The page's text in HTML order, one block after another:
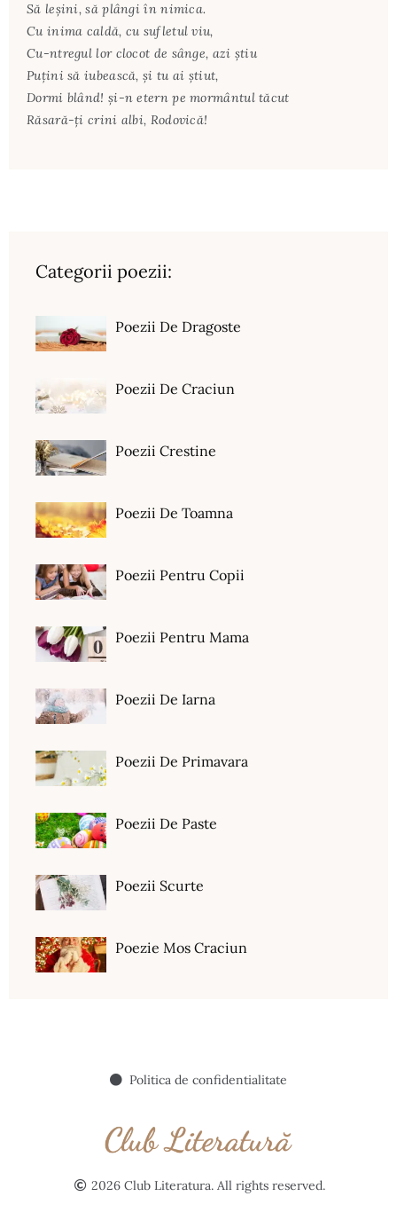
Să leşini, să plângi în nimica.
Cu inima caldă, cu sufletul viu,
Cu-ntregul lor clocot de sânge, azi ştiu
Puţini să iubească, şi tu ai ştiut,
Dormi blând! şi-n etern pe mormântul tăcut
Răsară-ţi crini albi, Rodovică!
Categorii poezii:
Poezii De Dragoste
Poezii De Craciun
Poezii Crestine
Poezii De Toamna
Poezii Pentru Copii
Poezii Pentru Mama
Poezii De Iarna
Poezii De Primavara
Poezii De Paste
Poezii Scurte
Poezie Mos Craciun
Politica de confidentialitate
2026 Club Literatura. All rights reserved.